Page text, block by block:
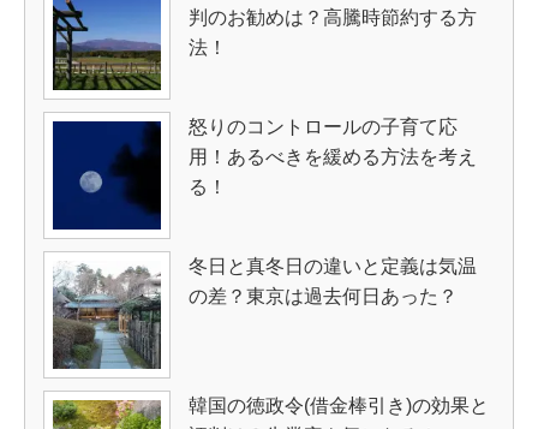
判のお勧めは？高騰時節約する方
法！
怒りのコントロールの子育て応
用！あるべきを緩める方法を考え
る！
冬日と真冬日の違いと定義は気温
の差？東京は過去何日あった？
韓国の徳政令(借金棒引き)の効果と